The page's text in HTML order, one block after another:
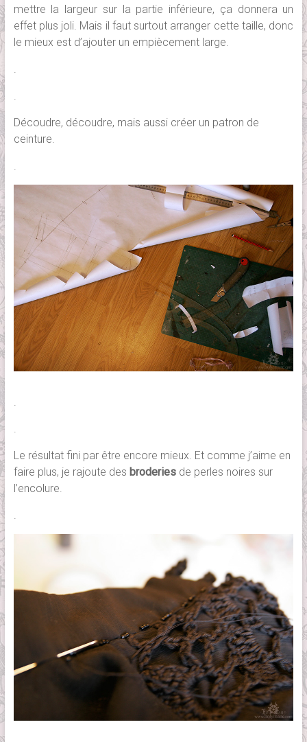
mettre la largeur sur la partie inférieure, ça donnera un
effet plus joli. Mais il faut surtout arranger cette taille, donc
le mieux est d’ajouter un empiècement large.
Découdre, découdre, mais aussi créer un patron de
ceinture.
.
.
Le résultat fini par être encore mieux. Et comme j’aime en
faire plus, je rajoute des broderiesde perles noires sur
l’encolure.
.